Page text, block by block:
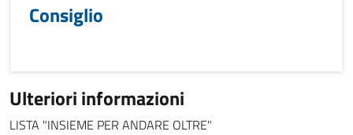
Consiglio
Ulteriori informazioni
LISTA "INSIEME PER ANDARE OLTRE"